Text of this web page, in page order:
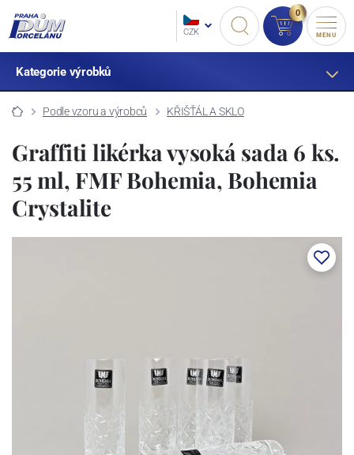
CZK
0
MENU
Kategorie výrobků
Podle vzoru a výrobců KŘIŠŤÁL A SKLO
Graffiti likérka vysoká sada 6 ks.
55 ml, FMF Bohemia, Bohemia
Crystalite